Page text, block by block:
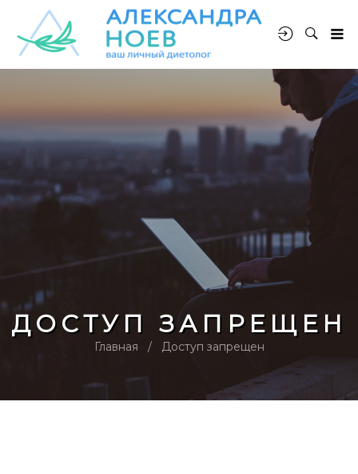
ДОСТУП ЗАПРЕЩЕН
Главная Доступ запрещен